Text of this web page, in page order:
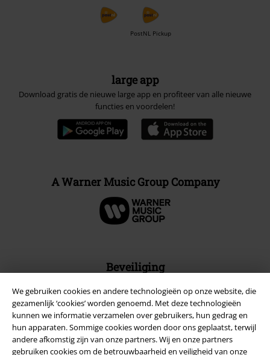
We gebruiken cookies en andere technologieën op onze website, die
gezamenlijk ‘cookies’ worden genoemd. Met deze technologieën
kunnen we informatie verzamelen over gebruikers, hun gedrag en
hun apparaten. Sommige cookies worden door ons geplaatst, terwijl
andere afkomstig zijn van onze partners. Wij en onze partners
gebruiken cookies om de betrouwbaarheid en veiligheid van onze
PostNL Pickup
large app
Download gratis de nieuwe large app en profiteer van alle nieuwe
functies en voordelen!
A Warner Music Group Company
Beveiliging